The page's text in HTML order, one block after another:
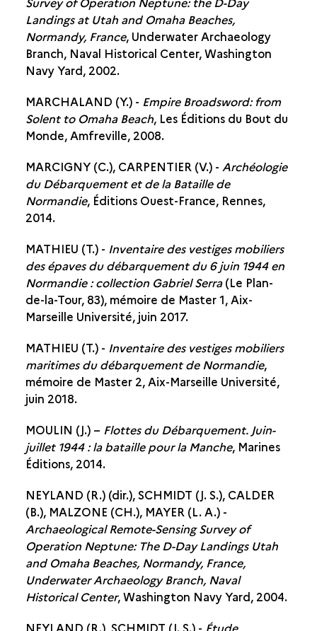
Landings at Utah and Omaha Beaches,
Normandy, France, Underwater Archaeology
Branch, Naval Historical Center, Washington
Navy Yard, 2002.
MARCHALAND (Y.) - Empire Broadsword: from
Solent to Omaha Beach, Les Éditions du Bout du
Monde, Amfreville, 2008.
MARCIGNY (C.), CARPENTIER (V.) - Archéologie
du Débarquement et de la Bataille de
Normandie, Éditions Ouest-France, Rennes,
2014.
MATHIEU (T.) - Inventaire des vestiges mobiliers
des épaves du débarquement du 6 juin 1944 en
Normandie : collection Gabriel Serra(Le Plan-
de-la-Tour, 83), mémoire de Master 1, Aix-
Marseille Université, juin 2017.
MATHIEU (T.) - Inventaire des vestiges mobiliers
maritimes du débarquement de Normandie,
mémoire de Master 2, Aix-Marseille Université,
juin 2018.
MOULIN (J.) – Flottes du Débarquement. Juin-
juillet 1944 : la bataille pour la Manche, Marines
Éditions, 2014.
NEYLAND (R.) (dir.), SCHMIDT (J. S.), CALDER
(B.), MALZONE (CH.), MAYER (L. A.) -
Archaeological Remote-Sensing Survey of
Operation Neptune: The D-Day Landings Utah
and Omaha Beaches, Normandy, France,
Underwater Archaeology Branch, Naval
Historical Center, Washington Navy Yard, 2004.
NEYLAND (R.), SCHMIDT (J. S.) - Étude